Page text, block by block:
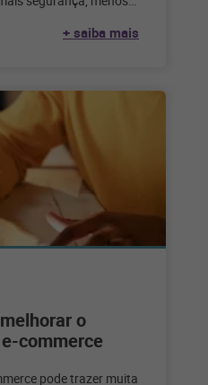
+ saiba mais
o
commerce
pode trazer muita